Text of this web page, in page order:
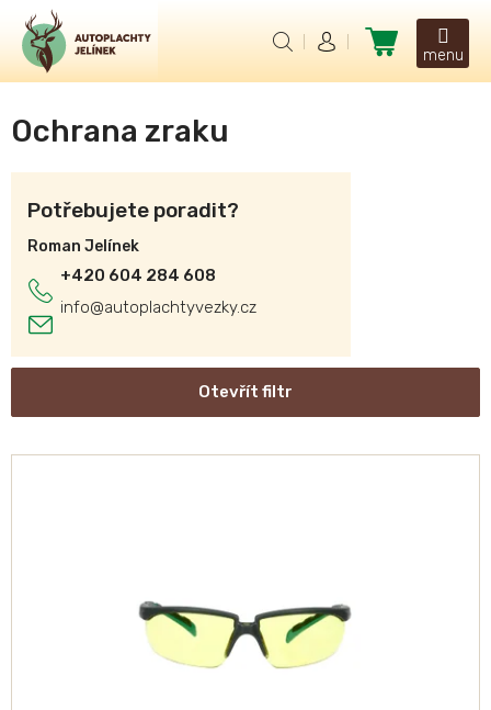
obsah
Nákupní
košík
Ochrana zraku
Potřebujete poradit?
Roman Jelínek
info@autoplachtyvezky.cz
+420 604 284 608
Otevřít filtr
V